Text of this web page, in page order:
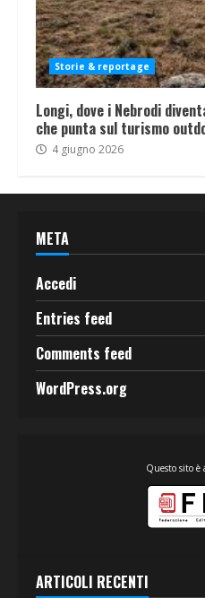
Storie & reportage
Longi, dove i Nebrodi
che punta sul turismo
4 giugno 2026
META
Accedi
Entries feed
Comments feed
WordPress.org
Questo sito è
ARTICOLI RECENTI